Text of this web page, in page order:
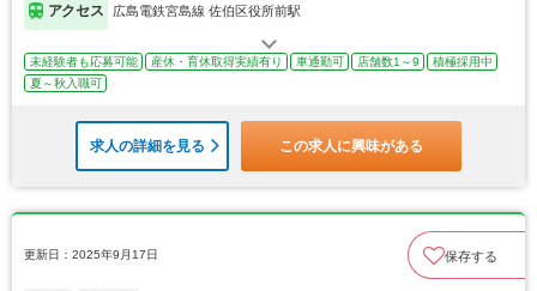
アクセス 広島電鉄宮島線 佐伯区役所前駅
未経験者も応募可能 産休・育休取得実績有り 車通勤可 店舗数1～9
積極採用中
夏～秋入職可
求人の詳細を見る この求人に興味がある
更新日：2025年9月17日 保存する